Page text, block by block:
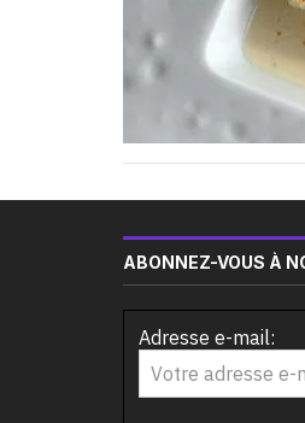
ABONNEZ-VOUS À
Adresse e-mail: